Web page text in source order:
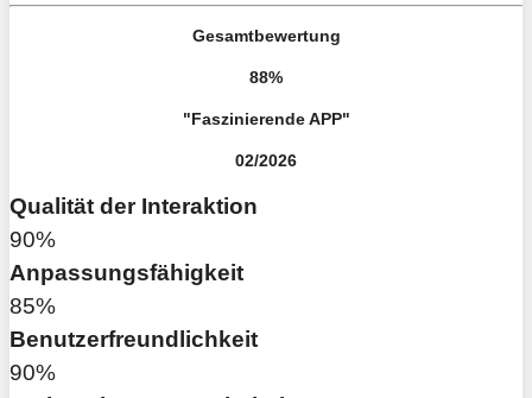
Gesamtbewertung
88%
"Faszinierende APP"
02/2026
Qualität der Interaktion
90%
Anpassungsfähigkeit
85%
Benutzerfreundlichkeit
90%